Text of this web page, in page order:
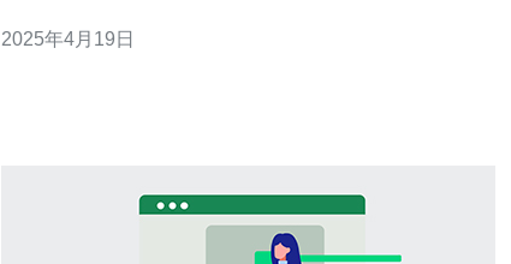
香港作为国际金融中心，拥有先进的网络基础设施和稳定
2025年4月19日